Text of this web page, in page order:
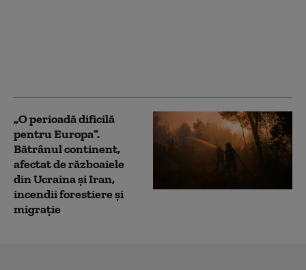
„O perioadă dificilă
pentru Europa”.
Bătrânul continent,
afectat de războaiele
din Ucraina și Iran,
incendii forestiere și
migrație